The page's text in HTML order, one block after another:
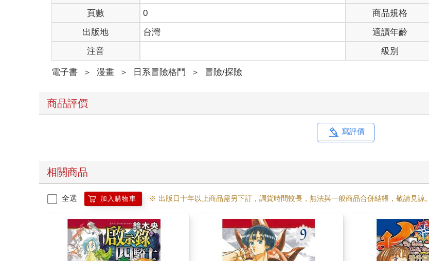
頁數
0 商品規格
出版地
台灣 適讀年齡
注音
級別
電子書 ＞ 漫畫 ＞ 日系冒險格鬥 ＞ 冒險/探險
商品評價
寫評價
相關商品
全選 加入購物車 ※ 出版日十年以上商品需另下訂，調貨時間較長，無法與一般商品合併結帳，敬請見諒。